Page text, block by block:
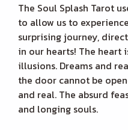
The Soul Splash Tarot
to allow us to
surprising journey,
in our hearts! The heart
illusions. Dreams and
the door cannot be
and real. The absurd
and longing souls.